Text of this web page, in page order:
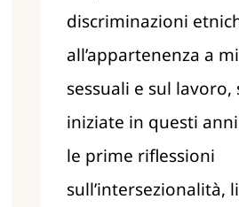
discriminazioni
all’appartenenza a
sessuali e sul lavoro,
iniziate in questi
le prime riflessioni
sull’intersezionalità,